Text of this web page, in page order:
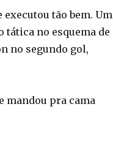
tão bem. Um
no esquema de
no segundo gol,
mandou pra cama